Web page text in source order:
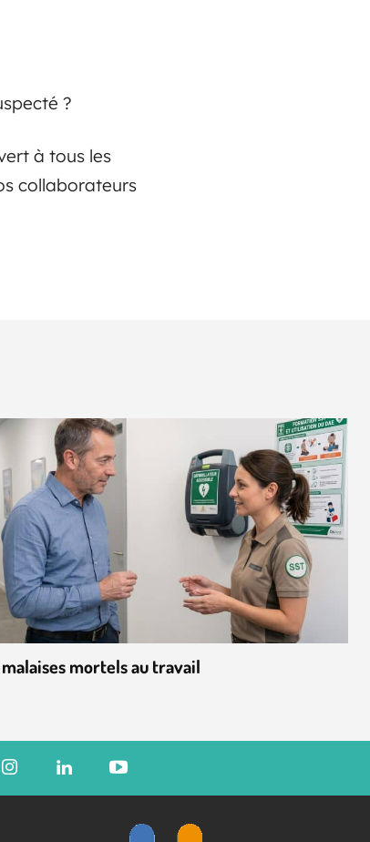
?
à tous les
collaborateurs
malaises mortels au travail